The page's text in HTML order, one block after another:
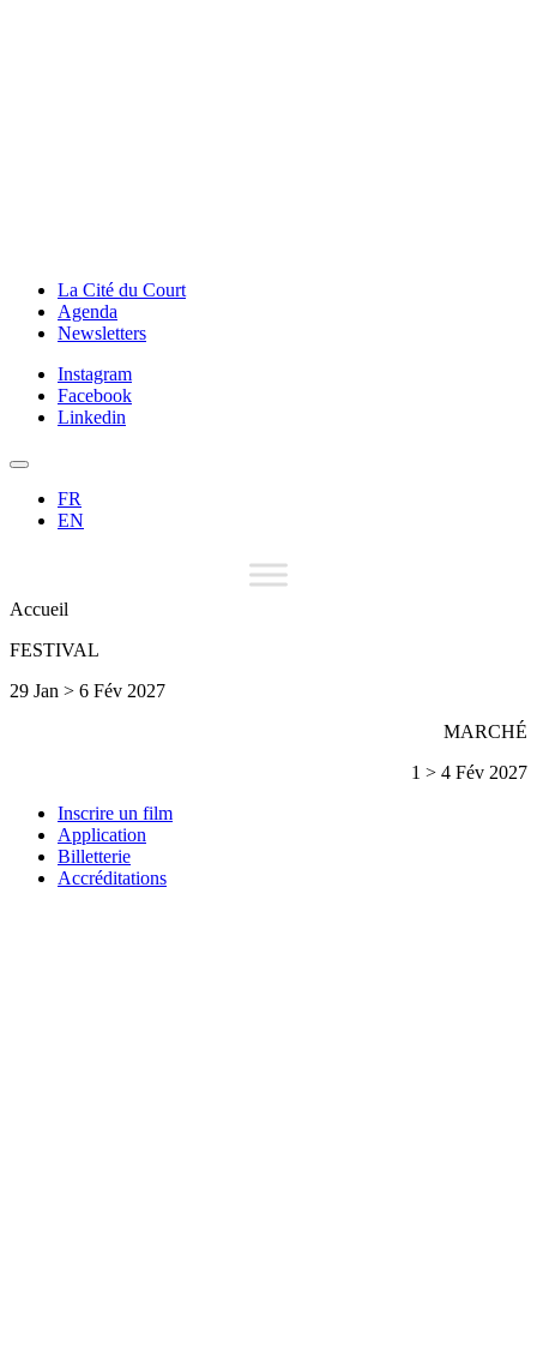
La Cité du Court
Agenda
Newsletters
Instagram
Facebook
Linkedin
FR
EN
Accueil
FESTIVAL
29 Jan > 6 Fév 2027
MARCHÉ
1 > 4 Fév 2027
Inscrire un film
Application
Billetterie
Accréditations